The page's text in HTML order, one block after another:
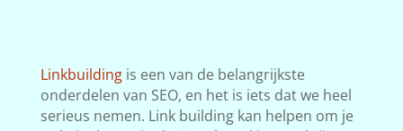
Linkbuildingis een van de belangrijkste
onderdelen van SEO, en het is iets dat we heel
serieus nemen. Link building kan helpen om je